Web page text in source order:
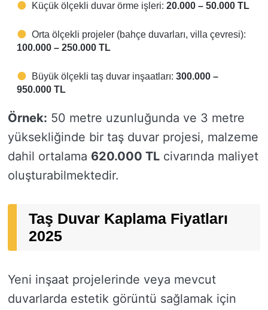
Küçük ölçekli duvar örme işleri: 20.000 – 50.000 TL
Orta ölçekli projeler (bahçe duvarları, villa çevresi):
100.000 – 250.000 TL
Büyük ölçekli taş duvar inşaatları: 300.000 –
950.000 TL
Örnek: 50 metre uzunluğunda ve 3 metre
yüksekliğinde bir taş duvar projesi, malzeme
dahil ortalama 620.000 TL civarında maliyet
oluşturabilmektedir.
Taş Duvar Kaplama Fiyatları
2025
Yeni inşaat projelerinde veya mevcut
duvarlarda estetik görüntü sağlamak için